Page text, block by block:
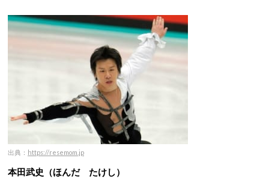
出典： https://resemom.jp
本田武史（ほんだ たけし）